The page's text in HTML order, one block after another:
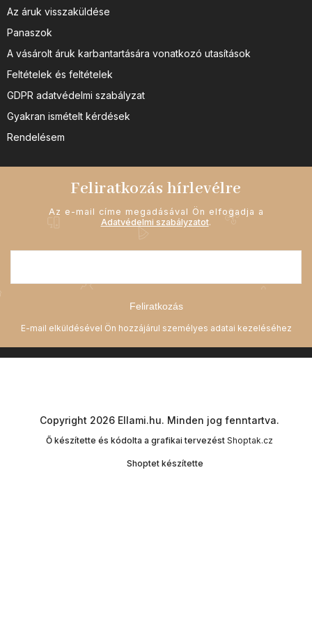
Az áruk visszaküldése
Panaszok
A vásárolt áruk karbantartására vonatkozó utasítások
Feltételek és feltételek
GDPR adatvédelmi szabályzat
Gyakran ismételt kérdések
Rendelésem
Feliratkozás hírlevélre
Az e-mail címe megadásával Ön elfogadja a
Adatvédelmi szabályzatot.
Feliratkozás
Shoptet készítette
Copyright 2026 Ellami.hu. Minden jog fenntartva.
Ő készítette és kódolta a grafikai tervezést Shoptak.cz